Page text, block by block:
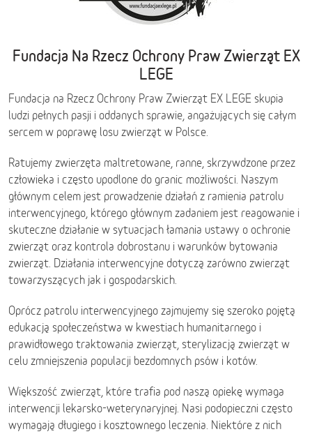
Fundacja Na Rzecz Ochrony Praw Zwierząt EX
LEGE
Fundacja na Rzecz Ochrony Praw Zwierząt EX LEGE skupia
ludzi pełnych pasji i oddanych sprawie, angażujących się całym
sercem w poprawę losu zwierząt w Polsce.
Ratujemy zwierzęta maltretowane, ranne, skrzywdzone przez
człowieka i często upodlone do granic możliwości. Naszym
głównym celem jest prowadzenie działań z ramienia patrolu
interwencyjnego, którego głównym zadaniem jest reagowanie i
skuteczne działanie w sytuacjach łamania ustawy o ochronie
zwierząt oraz kontrola dobrostanu i warunków bytowania
zwierząt. Działania interwencyjne dotyczą zarówno zwierząt
towarzyszących jak i gospodarskich.
Oprócz patrolu interwencyjnego zajmujemy się szeroko pojętą
edukacją społeczeństwa w kwestiach humanitarnego i
prawidłowego traktowania zwierząt, sterylizacją zwierząt w
celu zmniejszenia populacji bezdomnych psów i kotów.
Większość zwierząt, które trafia pod naszą opiekę wymaga
interwencji lekarsko-weterynaryjnej. Nasi podopieczni często
wymagają długiego i kosztownego leczenia. Niektóre z nich